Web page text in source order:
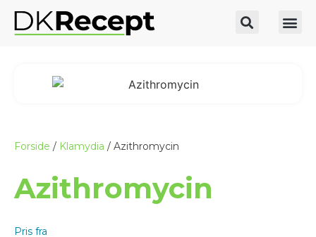
Forside / Klamydia / Azithromycin
Azithromycin
Pris fra